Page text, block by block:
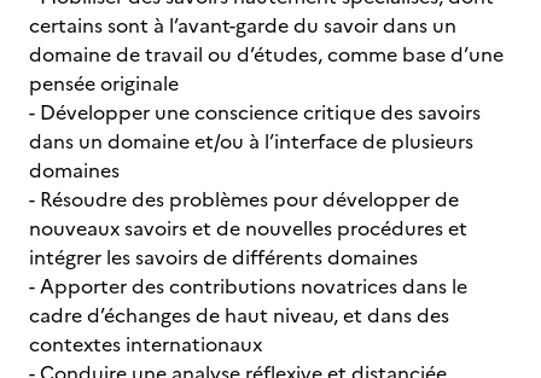
certains sont à l’avant-garde du savoir dans un
domaine de travail ou d’études, comme base d’une
pensée originale
- Développer une conscience critique des savoirs
dans un domaine et/ou à l’interface de plusieurs
domaines
- Résoudre des problèmes pour développer de
nouveaux savoirs et de nouvelles procédures et
intégrer les savoirs de différents domaines
- Apporter des contributions novatrices dans le
cadre d’échanges de haut niveau, et dans des
contextes internationaux